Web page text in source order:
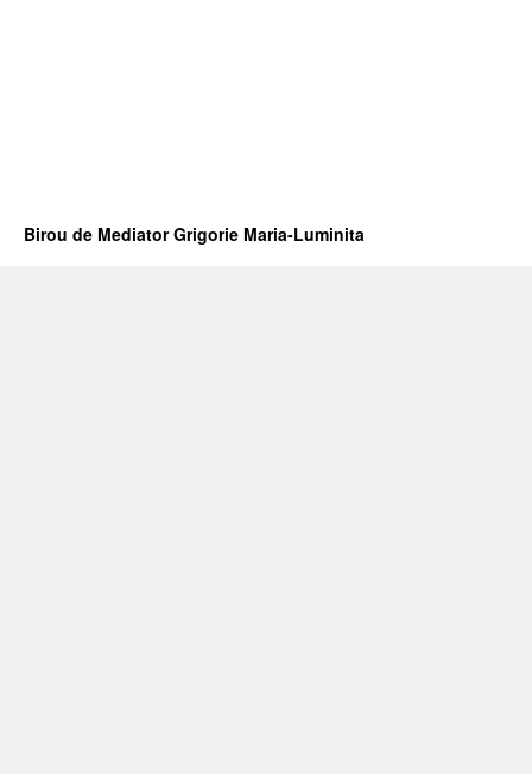
Birou de Mediator Grigorie Maria-Luminita